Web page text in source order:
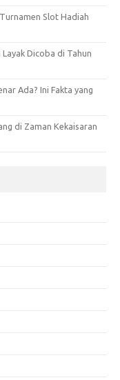
Slot Hadiah
Dicoba di Tahun
Ada? Ini Fakta yang
di Zaman Kekaisaran